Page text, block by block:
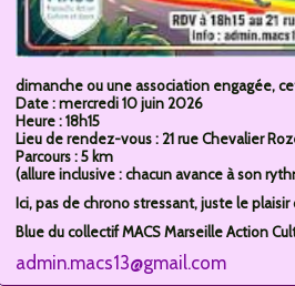
dimanche ou une association engagée,
Date : mercredi 10 juin 2026
Heure : 18h15
Lieu de rendez-vous : 21 rue Chevalier
Parcours : 5 km
(allure inclusive : chacun avance à son
Ici, pas de chrono stressant, juste le
Blue du collectif MACS Marseille Action
admin.macs13@gmail.com